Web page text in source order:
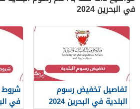
في البحرين 2024
تفاصيل تخفيض رسوم
البلدية في البحرين 2024
شروط
في